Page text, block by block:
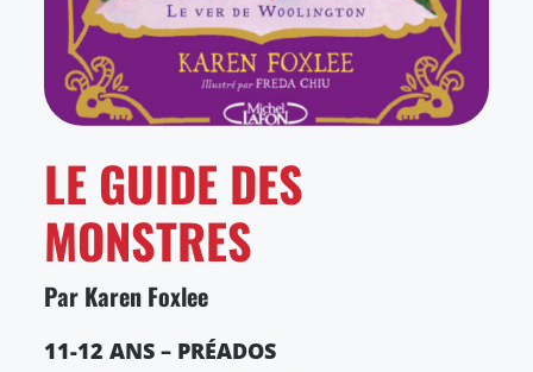
LE GUIDE DES
MONSTRES
Par Karen Foxlee
11-12 ANS – PRÉADOS